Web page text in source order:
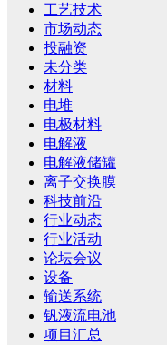
工艺技术
市场动态
投融资
未分类
材料
电堆
电极材料
电解液
电解液储罐
离子交换膜
科技前沿
行业动态
行业活动
论坛会议
设备
输送系统
钒液流电池
项目汇总